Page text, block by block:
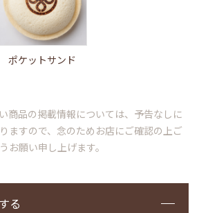
ポケットサンド
商品の掲載情報については、予告なしに
ますので、念のためお店にご確認の上ご
お願い申し上げます。
る